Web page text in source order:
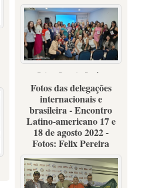
Fotos: Renata Rocha
Fotos das delegações
internacionais e
brasileira - Encontro
Latino-americano 17 e
18 de agosto 2022 -
Fotos: Felix Pereira